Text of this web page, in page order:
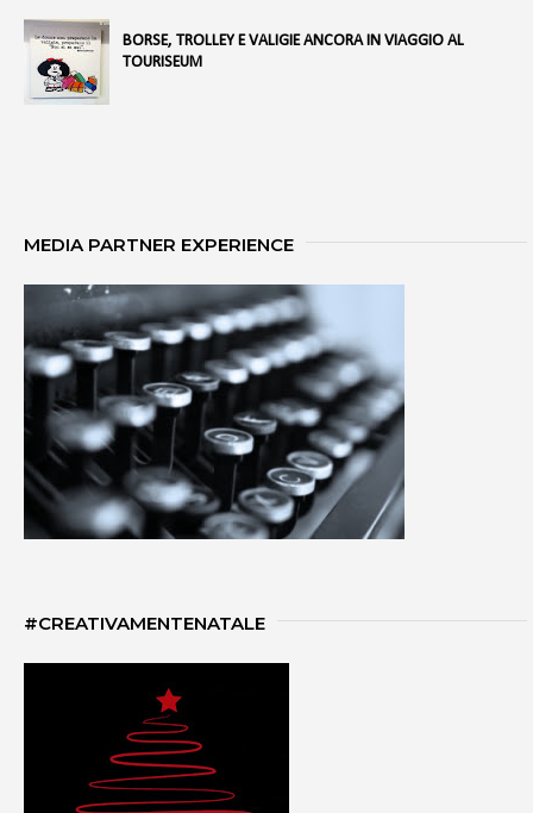
BORSE, TROLLEY E VALIGIE ANCORA IN VIAGGIO AL
TOURISEUM
MEDIA PARTNER EXPERIENCE
#CREATIVAMENTENATALE